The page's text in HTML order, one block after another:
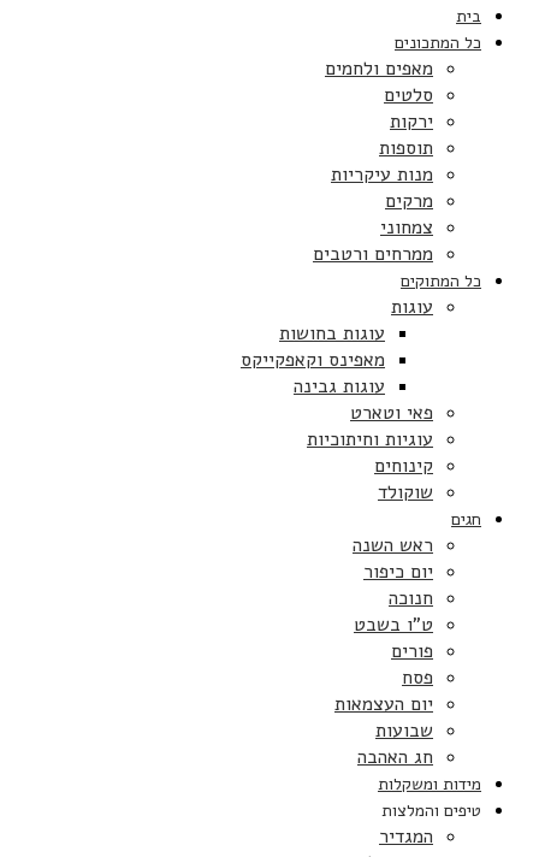
בית
כל המתכונים
מאפים ולחמים
סלטים
ירקות
תוספות
מנות עיקריות
מרקים
צמחוני
ממרחים ורטבים
כל המתוקים
עוגות
עוגות בחושות
מאפינס וקאפקייקס
עוגות גבינה
פאי וטארט
עוגיות וחיתוכיות
קינוחים
שוקולד
חגים
ראש השנה
יום כיפור
חנוכה
ט”ו בשבט
פורים
פסח
יום העצמאות
שבועות
חג האהבה
מידות ומשקלות
טיפים והמלצות
המגדיר